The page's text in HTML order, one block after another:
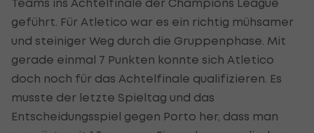
geführt. Für Atletico war es ein richtig mühsamer
und steiniger Weg durch die Gruppenphase. Mit
gerade einmal 7 Punkten konnte sich Atletico
doch noch für das Achtelfinale qualifizieren. Es
musste der letzte Spieltag und das
Entscheidungsspiel gegen Porto her, dass man